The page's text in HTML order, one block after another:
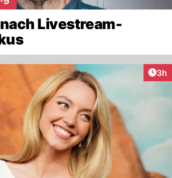
Livestream-
3h